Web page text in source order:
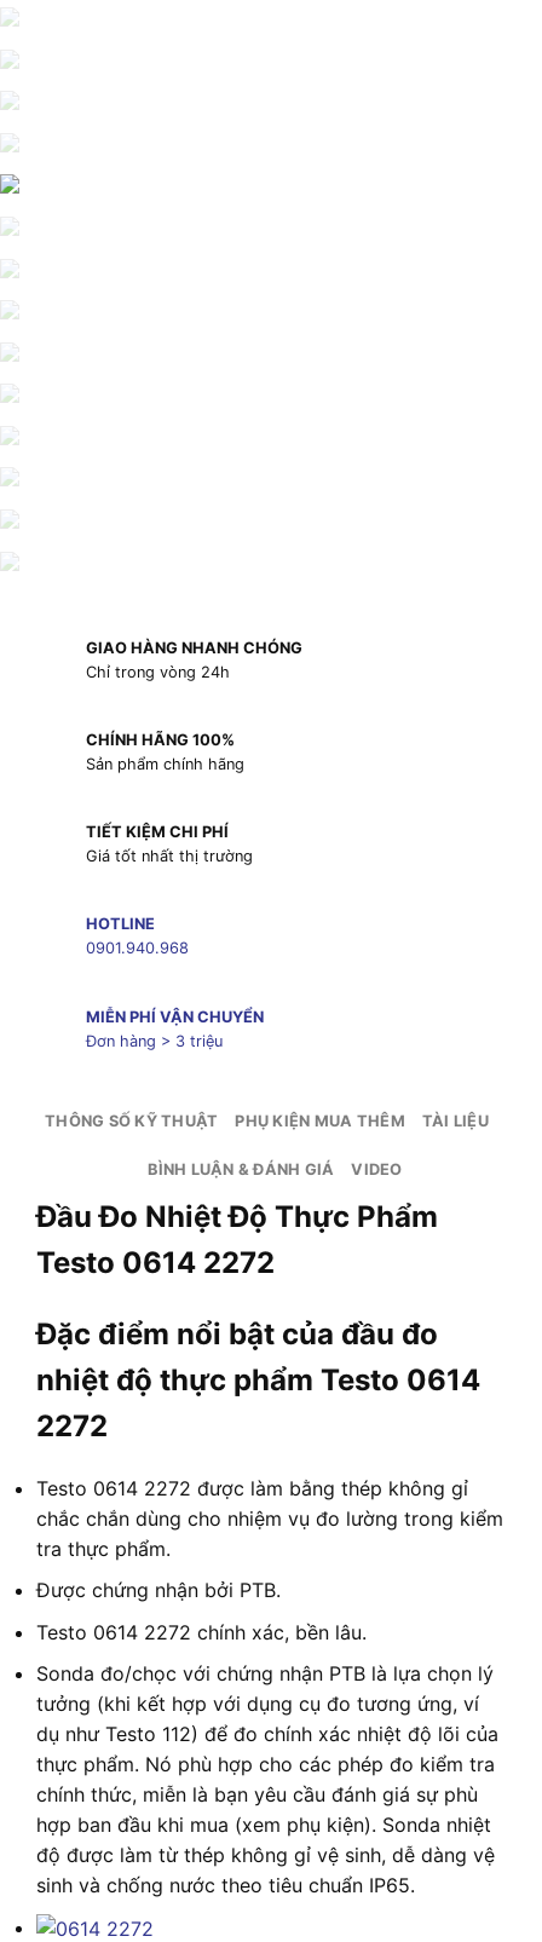
GIAO HÀNG NHANH CHÓNG
Chỉ trong vòng 24h
CHÍNH HÃNG 100%
Sản phẩm chính hãng
TIẾT KIỆM CHI PHÍ
Giá tốt nhất thị trường
HOTLINE
0901.940.968
MIỄN PHÍ VẬN CHUYỂN
Đơn hàng > 3 triệu
THÔNG SỐ KỸ THUẬT PHỤ KIỆN MUA THÊM TÀI LIỆU
BÌNH LUẬN & ĐÁNH GIÁ VIDEO
Đầu Đo Nhiệt Độ Thực Phẩm
Testo 0614 2272
Đặc điểm nổi bật của đầu đo
nhiệt độ thực phẩm Testo 0614
2272
Testo 0614 2272 được làm bằng thép không gỉ
chắc chắn dùng cho nhiệm vụ đo lường trong kiểm
tra thực phẩm.
Được chứng nhận bởi PTB.
Testo 0614 2272 chính xác, bền lâu.
Sonda đo/chọc với chứng nhận PTB là lựa chọn lý
tưởng (khi kết hợp với dụng cụ đo tương ứng, ví
dụ như Testo 112) để đo chính xác nhiệt độ lõi của
thực phẩm. Nó phù hợp cho các phép đo kiểm tra
chính thức, miễn là bạn yêu cầu đánh giá sự phù
hợp ban đầu khi mua (xem phụ kiện). Sonda nhiệt
độ được làm từ thép không gỉ vệ sinh, dễ dàng vệ
sinh và chống nước theo tiêu chuẩn IP65.